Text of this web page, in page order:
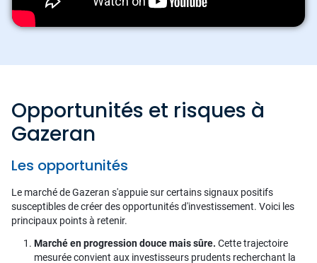
Opportunités et risques à
Gazeran
Les opportunités
Le marché de Gazeran s'appuie sur certains signaux positifs
susceptibles de créer des opportunités d'investissement. Voici les
principaux points à retenir.
Marché en progression douce mais sûre. Cette trajectoire
mesurée convient aux investisseurs prudents recherchant la